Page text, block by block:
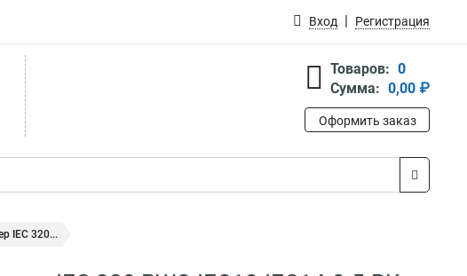
Вход Регистрация
Товаров: 0
Сумма: 0,00 ₽
Оформить заказ
IEC 320...